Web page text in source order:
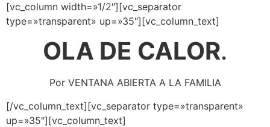
[vc_column width=»1/2″][vc_separator
type=»transparent» up=»35″][vc_column_text]
OLA DE CALOR.
Por VENTANA ABIERTA A LA FAMILIA
[/vc_column_text][vc_separator type=»transparent»
up=»35″][vc_column_text]